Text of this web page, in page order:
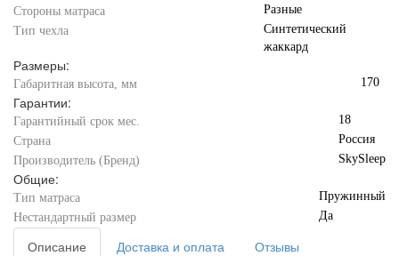
Стороны матраса
Разные
Тип чехла
Синтетический
жаккард
Размеры:
Габаритная высота, мм 170
Гарантии:
Гарантийный срок мес.
18
Страна
Россия
Производитель (Бренд)
SkySleep
Общие:
Тип матраса
Пружинный
Нестандартный размер
Да
Описание Доставка и оплата
Отзывы